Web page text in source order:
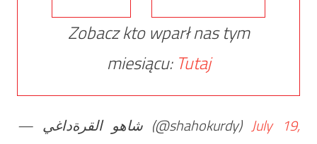
Zobacz kto wparł nas tym
miesiącu: Tutaj
— شاهو القرةداغي (@shahokurdy)July 19,